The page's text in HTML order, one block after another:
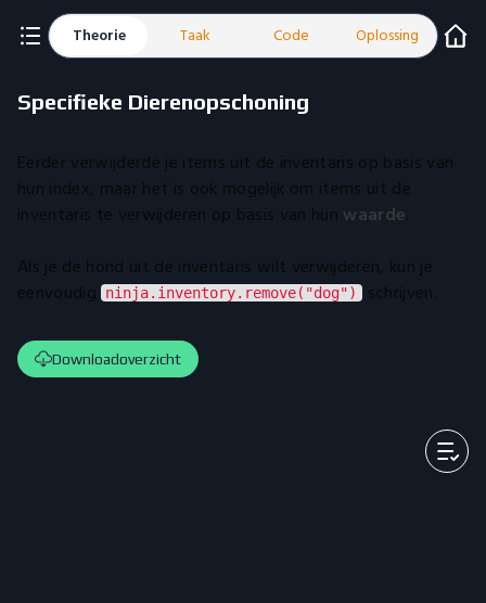
Theorie Taak Code Oplossing
Specifieke Dierenopschoning
Eerder verwijderde je items uit de inventaris op basis van
hun index, maar het is ook mogelijk om items uit de
inventaris te verwijderen op basis van hun waarde.
Als je de hond uit de inventaris wilt verwijderen, kun je
eenvoudig ninja.inventory.remove("dog") schrijven.
Downloadoverzicht